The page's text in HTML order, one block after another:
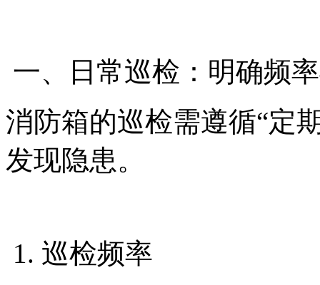
一、日常巡检：明确频
消防箱的巡检需遵循“定
发现隐患。
1. 巡检频率